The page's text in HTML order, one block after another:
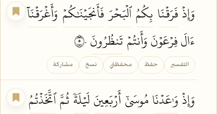
وَإِذۡفَرَقۡنَا بِكُمُٱلۡبَحۡرَفَأَنجَيۡنَٰكُمۡ وَأَغۡرَقۡنَآ
ءَالَ فِرۡعَوۡنَ وَأَنتُمۡ تَنظُرُونَ
التفسير حفظ محفظتي نسخ مشاركة
وَإِذۡوَٰعَدۡنَامُوسَىٰٓأَرۡبَعِينَلَيۡلَةٗثُمَّٱتَّخَذۡتُمُ